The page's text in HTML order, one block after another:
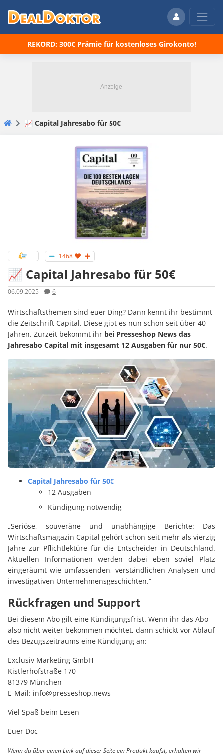
REKORD: 300€ Prämie für kostenloses Girokonto!
📈 Capital Jahresabo für 50€
1468
📈 Capital Jahresabo für 50€
06.09.2025 6
Wirtschaftsthemen sind euer Ding? Dann kennt ihr bestimmt
die Zeitschrift Capital. Diese gibt es nun schon seit über 40
Jahren. Zurzeit bekommt ihr bei Presseshop News das
Jahresabo Capital mit insgesamt 12 Ausgaben für nur 50€.
Capital Jahresabo für 50€
12 Ausgaben
Kündigung notwendig
„Seriöse, souveräne und unabhängige Berichte: Das
Wirtschaftsmagazin Capital gehört schon seit mehr als vierzig
Jahre zur Pflichtlektüre für die Entscheider in Deutschland.
Aktuellen Informationen werden dabei eben soviel Platz
eingeräumt wie umfassenden, verständlichen Analysen und
investigativen Unternehmensgeschichten.“
Rückfragen und Support
Bei diesem Abo gilt eine Kündigungsfrist. Wenn ihr das Abo
also nicht weiter bekommen möchtet, dann schickt vor Ablauf
des Bezugszeitraums eine Kündigung an:
Exclusiv Marketing GmbH
Kistlerhofstraße 170
81379 München
E-Mail: info@presseshop.news
Viel Spaß beim Lesen
Euer Doc
Wenn du über einen Link auf dieser Seite ein Produkt kaufst, erhalten wir